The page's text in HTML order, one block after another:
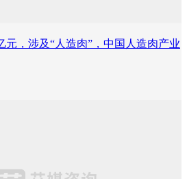
元，涉及“人造肉”，中国人造肉产业